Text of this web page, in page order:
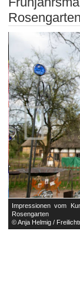
Impressionen vom
Rosengarten
© Anja Helmig /
